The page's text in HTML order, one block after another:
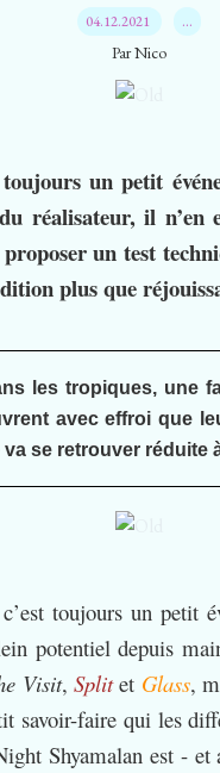
04.12.2021 …
Par Nico
un petit
réalisateur, il n’en
proposer un test
plus que
les tropiques, une
avec effroi que
se retrouver réduite
toujours un petit
potentiel depuis
Visit,Split et Glass,
savoir-faire qui les
Shyamalan est -